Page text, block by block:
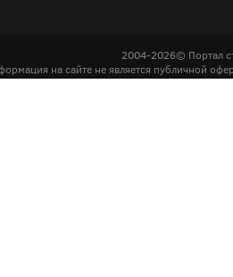
2004-2026© Портал
на сайте не является публичной